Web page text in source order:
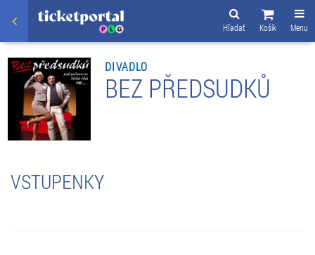
Menu
Košík
Hľadať
DIVADLO
BEZ PŘEDSUDKŮ
VSTUPENKY